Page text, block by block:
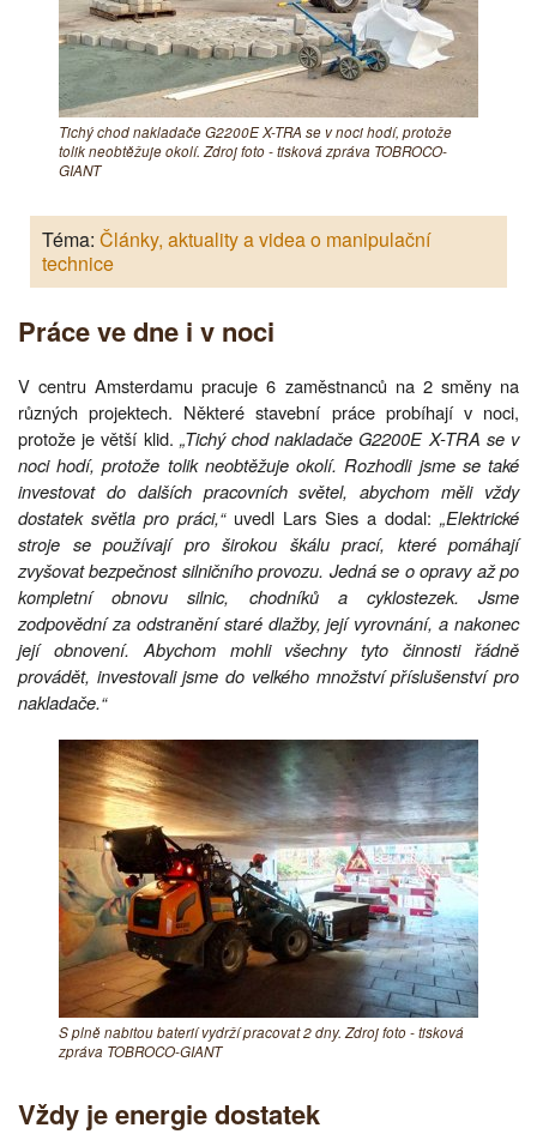
Tichý chod nakladače G2200E X-TRA se v noci hodí, protože
tolik neobtěžuje okolí. Zdroj foto - tisková zpráva TOBROCO-
GIANT
Téma: Články, aktuality a videa o manipulační
technice
Práce ve dne i v noci
V centru Amsterdamu pracuje 6 zaměstnanců na 2 směny na
různých projektech. Některé stavební práce probíhají v noci,
protože je větší klid. „Tichý chod nakladače G2200E X-TRA se v
noci hodí, protože tolik neobtěžuje okolí. Rozhodli jsme se také
investovat do dalších pracovních světel, abychom měli vždy
dostatek světla pro práci,“ uvedl Lars Sies a dodal: „Elektrické
stroje se používají pro širokou škálu prací, které pomáhají
zvyšovat bezpečnost silničního provozu. Jedná se o opravy až po
kompletní obnovu silnic, chodníků a cyklostezek. Jsme
zodpovědní za odstranění staré dlažby, její vyrovnání, a nakonec
její obnovení. Abychom mohli všechny tyto činnosti řádně
provádět, investovali jsme do velkého množství příslušenství pro
nakladače.“
S plně nabitou baterií vydrží pracovat 2 dny. Zdroj foto - tisková
zpráva TOBROCO-GIANT
Vždy je energie dostatek